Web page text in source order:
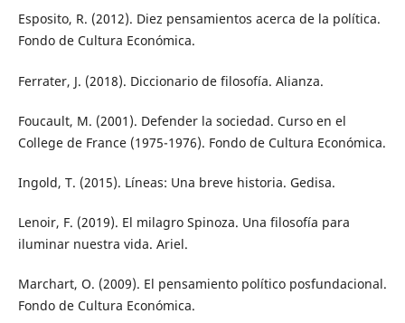
Esposito, R. (2012). Diez pensamientos acerca de la política.
Fondo de Cultura Económica.
Ferrater, J. (2018). Diccionario de filosofía. Alianza.
Foucault, M. (2001). Defender la sociedad. Curso en el
College de France (1975-1976). Fondo de Cultura Económica.
Ingold, T. (2015). Líneas: Una breve historia. Gedisa.
Lenoir, F. (2019). El milagro Spinoza. Una filosofía para
iluminar nuestra vida. Ariel.
Marchart, O. (2009). El pensamiento político posfundacional.
Fondo de Cultura Económica.